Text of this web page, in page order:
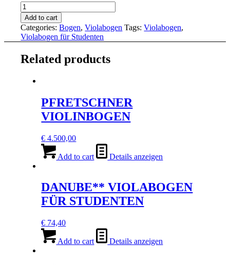
DANUBE***
VIOLABOGEN
FÜR
STUDENTEN
quantity
Add to cart
Categories:Bogen,Violabogen Tags:Violabogen,
Violabogen für Studenten
Related products
PFRETSCHNER
VIOLINBOGEN
€ 4.500,00
Add to cart Details anzeigen
DANUBE** VIOLABOGEN
FÜR STUDENTEN
€ 74,40
Add to cart Details anzeigen